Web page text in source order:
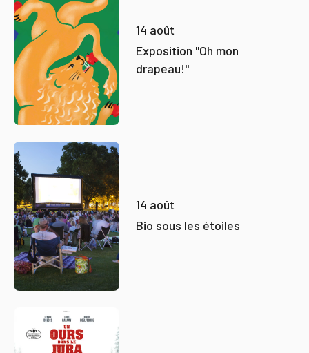
14 août
Exposition "Oh mon
drapeau!"
14 août
Bio sous les étoiles